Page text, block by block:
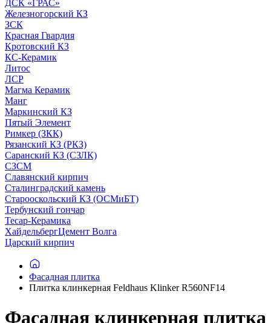
ДСК «ГРАС»
Железногорский КЗ
ЗСК
Красная Гвардия
Кротовский КЗ
КС-Керамик
Литос
ЛСР
Магма Керамик
Манг
Маркинский КЗ
Пятый Элемент
Римкер (ЗКК)
Рязанский КЗ (РКЗ)
Саранский КЗ (СЗЛК)
СЗСМ
Славянский кирпич
Сталинградский камень
Старооскольский КЗ (ОСМиБТ)
Тербунский гончар
Тесар-Керамика
ХайдельбергЦемент Волга
Царский кирпич
Фасадная плитка
Плитка клинкерная Feldhaus Klinker R560NF14
Фасадная клинкерная плитка